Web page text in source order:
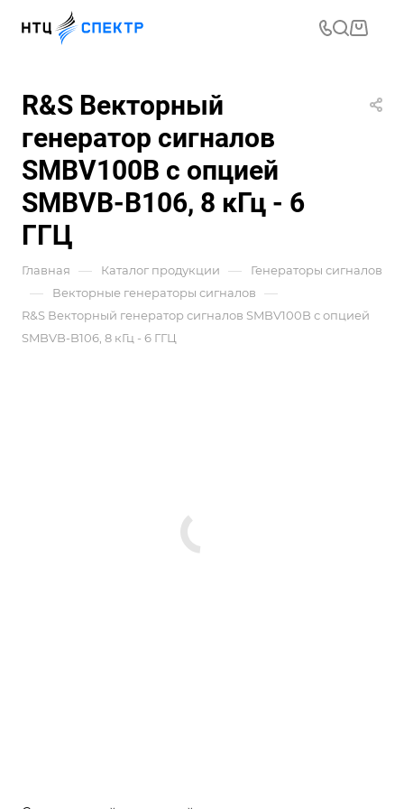
R&S Векторный
генератор сигналов
SMBV100B с опцией
SMBVB-B106, 8 кГц - 6
ГГЦ
Главная — Каталог продукции — Генераторы сигналов
— Векторные генераторы сигналов —
R&S Векторный генератор сигналов SMBV100B с опцией
SMBVB-B106, 8 кГц - 6 ГГЦ